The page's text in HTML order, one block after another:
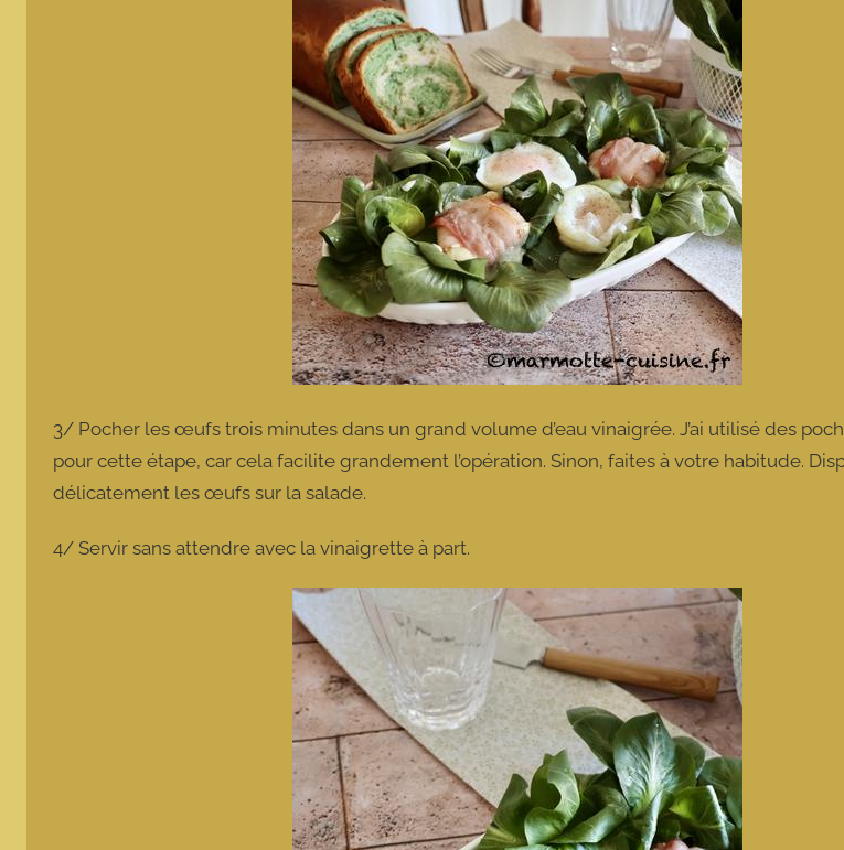
3/ Pocher les œufs trois minutes dans un grand volume d’eau vinaigrée. J’ai utilisé des
pour cette étape, car cela facilite grandement l’opération. Sinon, faites à votre habitude.
délicatement les œufs sur la salade.
4/ Servir sans attendre avec la vinaigrette à part.